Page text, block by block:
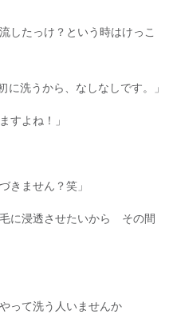
したっけ？という時はけっこ
に洗うから、なしなしです。」
すよね！」
きません？笑」
毛に浸透させたいから その間
って洗う人いませんか